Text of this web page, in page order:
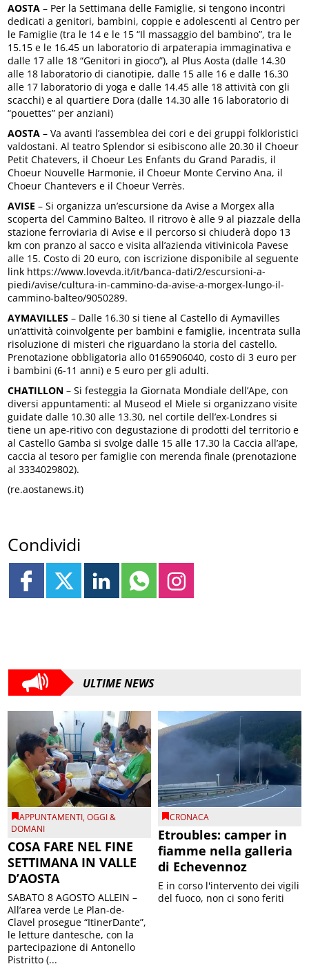
AOSTA – Per la Settimana delle Famiglie, si tengono incontri
dedicati a genitori, bambini, coppie e adolescenti al Centro per
le Famiglie (tra le 14 e le 15 “Il massaggio del bambino”, tra le
15.15 e le 16.45 un laboratorio di arpaterapia immaginativa e
dalle 17 alle 18 “Genitori in gioco”), al Plus Aosta (dalle 14.30
alle 18 laboratorio di cianotipie, dalle 15 alle 16 e dalle 16.30
alle 17 laboratorio di yoga e dalle 14.45 alle 18 attività con gli
scacchi) e al quartiere Dora (dalle 14.30 alle 16 laboratorio di
“pouettes” per anziani)
AOSTA – Va avanti l’assemblea dei cori e dei gruppi folkloristici
valdostani. Al teatro Splendor si esibiscono alle 20.30 il Choeur
Petit Chatevers, il Choeur Les Enfants du Grand Paradis, il
Choeur Nouvelle Harmonie, il Choeur Monte Cervino Ana, il
Choeur Chantevers e il Choeur Verrès.
AVISE – Si organizza un’escursione da Avise a Morgex alla
scoperta del Cammino Balteo. Il ritrovo è alle 9 al piazzale della
stazione ferroviaria di Avise e il percorso si chiuderà dopo 13
km con pranzo al sacco e visita all’azienda vitivinicola Pavese
alle 15. Costo di 20 euro, con iscrizione disponibile al seguente
link https://www.lovevda.it/it/banca-dati/2/escursioni-a-
piedi/avise/cultura-in-cammino-da-avise-a-morgex-lungo-il-
cammino-balteo/9050289.
AYMAVILLES – Dalle 16.30 si tiene al Castello di Aymavilles
un’attività coinvolgente per bambini e famiglie, incentrata sulla
risoluzione di misteri che riguardano la storia del castello.
Prenotazione obbligatoria allo 0165906040, costo di 3 euro per
i bambini (6-11 anni) e 5 euro per gli adulti.
CHATILLON – Si festeggia la Giornata Mondiale dell’Ape, con
diversi appuntamenti: al Museod el Miele si organizzano visite
guidate dalle 10.30 alle 13.30, nel cortile dell’ex-Londres si
tiene un ape-ritivo con degustazione di prodotti del territorio e
al Castello Gamba si svolge dalle 15 alle 17.30 la Caccia all’ape,
caccia al tesoro per famiglie con merenda finale (prenotazione
al 3334029802).
(re.aostanews.it)
Condividi
ULTIME NEWS
APPUNTAMENTI,OGGI &
DOMANI
COSA FARE NEL FINE
SETTIMANA IN VALLE
D’AOSTA
SABATO 8 AGOSTO ALLEIN –
All’area verde Le Plan-de-
Clavel prosegue “ItinerDante”,
le letture dantesche, con la
partecipazione di Antonello
Pistritto (...
CRONACA
Etroubles: camper in
fiamme nella galleria
di Echevennoz
E in corso l'intervento dei vigili
del fuoco, non ci sono feriti